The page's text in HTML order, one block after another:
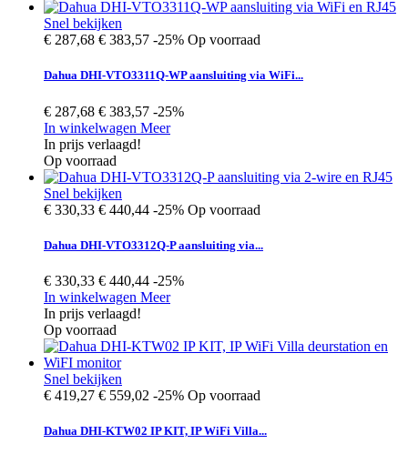
Snel bekijken
€ 287,68 € 383,57 -25% Op voorraad
Dahua DHI-VTO3311Q-WP aansluiting via WiFi...
€ 287,68 € 383,57 -25%
In winkelwagen Meer
In prijs verlaagd!
Op voorraad
Snel bekijken
€ 330,33 € 440,44 -25% Op voorraad
Dahua DHI-VTO3312Q-P aansluiting via...
€ 330,33 € 440,44 -25%
In winkelwagen Meer
In prijs verlaagd!
Op voorraad
Snel bekijken
€ 419,27 € 559,02 -25% Op voorraad
Dahua DHI-KTW02 IP KIT, IP WiFi Villa...